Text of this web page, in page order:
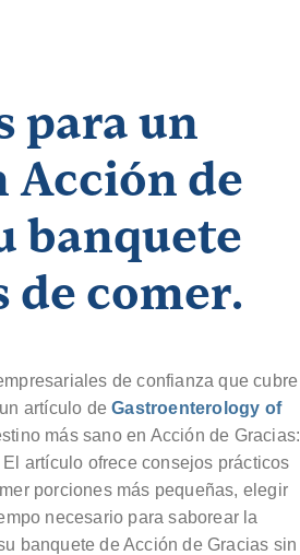
para un
Acción de
banquete
de comer.
de confianza que cubre
artículo deGastroenterology of
más sano en Acción de Gracias:
artículo ofrece consejos prácticos
porciones más pequeñas, elegir
necesario para saborear la
banquete de Acción de Gracias sin